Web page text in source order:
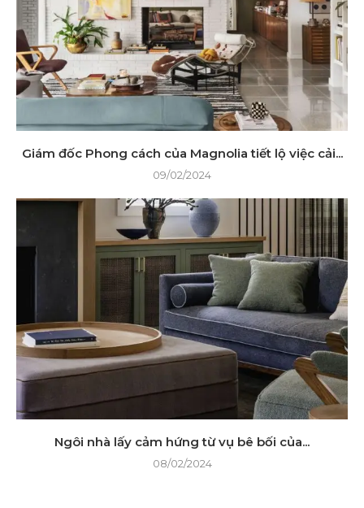
Giám đốc Phong cách của Magnolia tiết lộ việc cải...
09/02/2024
Ngôi nhà lấy cảm hứng từ vụ bê bối của...
08/02/2024